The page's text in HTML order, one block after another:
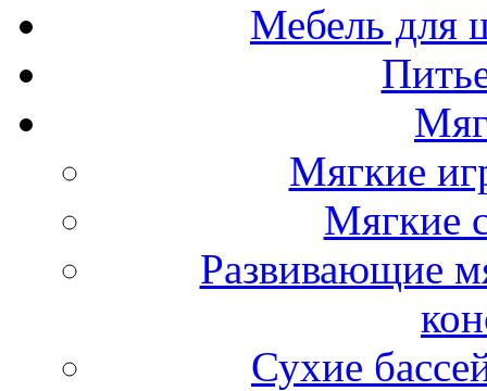
Мебель для
Мягкие
Мягкие
Развивающие
Сухие